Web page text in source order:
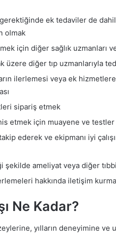
ek tedaviler de
olmak
için diğer sağlık uzmanları
diğer tıp uzmanlarıyla
ilerlemesi veya ek
sipariş etmek
etmek için muayene ve
ederek ve ekipmanı iyi
şekilde ameliyat veya diğer
hakkında iletişim
Ne Kadar?
yılların deneyimine ve